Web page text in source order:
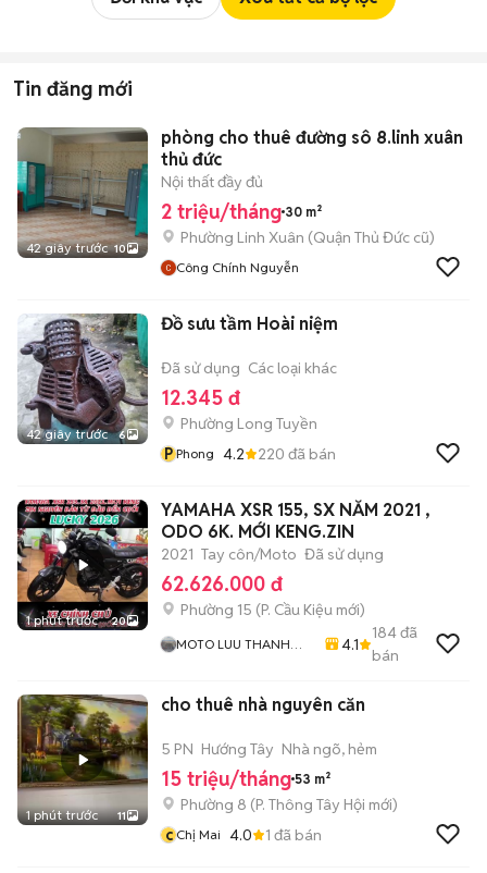
Tin đăng mới
42 giây trước 10
phòng cho thuê đường sô 8.linh xuân
thủ đức
Nội thất đầy đủ
2 triệu/tháng 30 m²
Phường Linh Xuân (Quận Thủ Đức cũ)
Công Chính Nguyễn
42 giây trước 6
Đồ sưu tầm Hoài niệm
Đã sử dụng Các loại khác
12.345 đ
Phường Long Tuyền
P Phong 4.2 220 đã bán
1 phút trước 20
YAMAHA XSR 155, SX NĂM 2021 ,
ODO 6K. MỚI KENG.ZIN
2021 Tay côn/Moto Đã sử dụng
62.626.000 đ
Phường 15 (P. Cầu Kiệu mới)
MOTO LUU THANH
Hoang Van Thu , PN ,
4.1
184đã
bán
1 phút trước 11
cho thuê nhà nguyên căn
5 PN Hướng Tây Nhà ngõ, hẻm
15 triệu/tháng 53 m²
Phường 8 (P. Thông Tây Hội mới)
c Chị Mai 4.0 1 đã bán